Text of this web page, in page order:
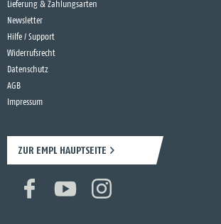
Lieferung & Zahlungsarten
Newsletter
Hilfe / Support
Widerrufsrecht
Datenschutz
AGB
Impressum
ZUR EMPL HAUPTSEITE